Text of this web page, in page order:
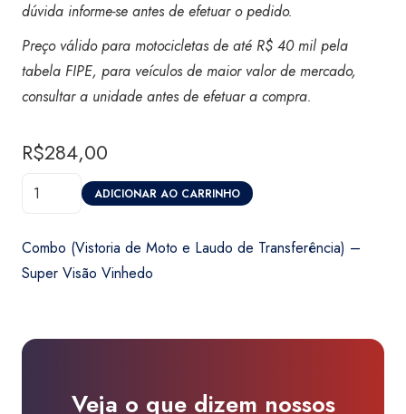
dúvida informe-se antes de efetuar o pedido.
Preço válido para motocicletas de até R$ 40 mil pela
tabela FIPE, para veículos de maior valor de mercado,
consultar a unidade antes de efetuar a compra.
R$284,00
Combo
de
ADICIONAR AO CARRINHO
Combo (Vistoria de Moto e Laudo de Transferência) –
Super Visão Vinhedo
Veja o que dizem nossos